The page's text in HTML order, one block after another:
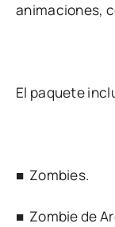
animaciones,
El paquete
■ Zombies.
■ Zombie de